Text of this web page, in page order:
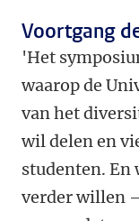
Voortgang
'Het
waarop de
van het
wil delen en
studenten. En
verder willen